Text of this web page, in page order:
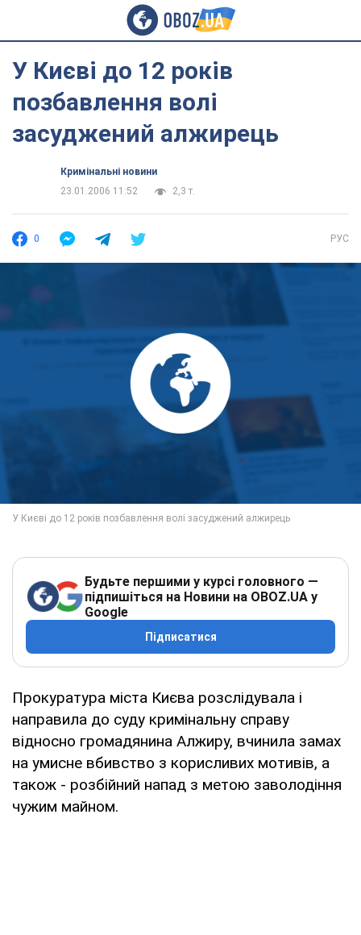
У Києві до 12 років
позбавлення волі
засуджений алжирець
Кримінальні новини
23.01.2006 11:52
2,3 т.
0 РУС
Будьте першими у курсі головного —
підпишіться на Новини на OBOZ.UA у
Google
Підписатися
Прокуратура міста Києва розслідувала і
направила до суду кримінальну справу
відносно громадянина Алжиру, вчинила замах
на умисне вбивство з корисливих мотивів, а
також - розбійний напад з метою заволодіння
чужим майном.